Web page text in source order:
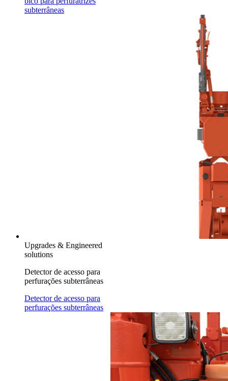
subterrâneas
Upgrades & Engineered
solutions
Detector de acesso para
perfurações subterrâneas
Detector de acesso para
perfurações subterrâneas